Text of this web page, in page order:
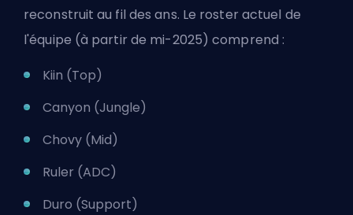
reconstruit au fil des ans. Le roster actuel de
l'équipe (à partir de mi-2025) comprend :
Kiin (Top)
Canyon (Jungle)
Chovy (Mid)
Ruler (ADC)
Duro (Support)